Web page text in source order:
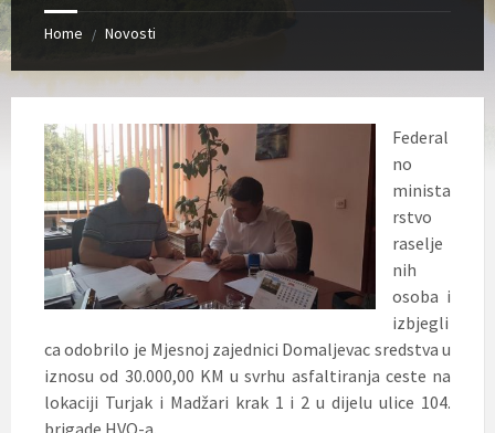
Home / Novosti
Federal
no
minista
rstvo
raselje
nih
osoba i
izbjegli
ca odobrilo je Mjesnoj zajednici Domaljevac sredstva u
iznosu od 30.000,00 KM u svrhu asfaltiranja ceste na
lokaciji Turjak i Madžari krak 1 i 2 u dijelu ulice 104.
brigade HVO-a.